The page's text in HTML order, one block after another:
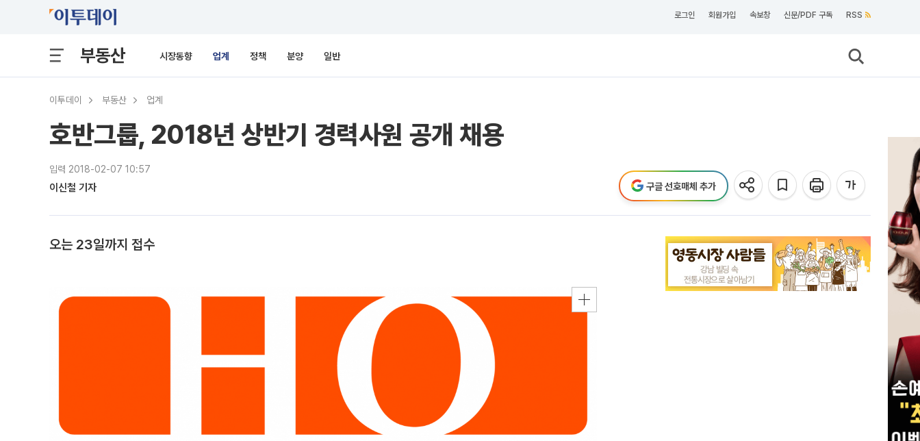
로그인 회원가입 속보창 신문/PDF 구독 RSS
부동산 시장동향 업계 정책 분양 일반
이투데이 부동산 업계
호반그룹, 2018년 상반기 경력사원 공개 채용
입력 2018-02-07 10:57
이신철 기자 구글 선호매체 추가
오는 23일까지 접수